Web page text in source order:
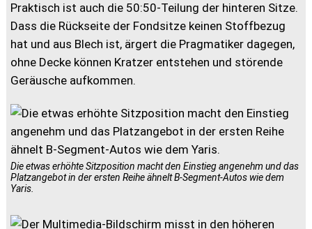
Praktisch ist auch die 50:50-Teilung der hinteren Sitze.
Dass die Rückseite der Fondsitze keinen Stoffbezug
hat und aus Blech ist, ärgert die Pragmatiker dagegen,
ohne Decke können Kratzer entstehen und störende
Geräusche aufkommen.
Die etwas erhöhte Sitzposition macht den Einstieg angenehm und das
Platzangebot in der ersten Reihe ähnelt B-Segment-Autos wie dem
Yaris.